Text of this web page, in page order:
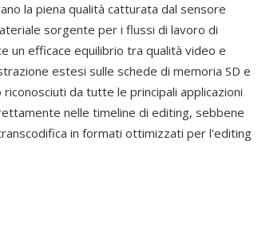
la piena qualità catturata dal sensore
sorgente per i flussi di lavoro di
un efficace equilibrio tra qualità video e
estesi sulle schede di memoria SD e
da tutte le principali applicazioni
nelle timeline di editing, sebbene
in formati ottimizzati per l'editing